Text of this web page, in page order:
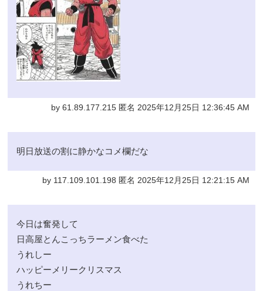
by 61.89.177.215 匿名 2025年12月25日 12:36:45 AM
明日放送の割に静かなコメ欄だな
by 117.109.101.198 匿名 2025年12月25日 12:21:15 AM
今日は奮発して
日高屋とんこっちラーメン食べた
うれしー
ハッピーメリークリスマス
うれちー